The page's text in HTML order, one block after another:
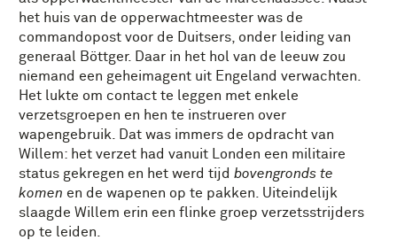
het huis van de opperwachtmeester was de
commandopost voor de Duitsers, onder leiding van
generaal Böttger. Daar in het hol van de leeuw zou
niemand een geheimagent uit Engeland verwachten.
Het lukte om contact te leggen met enkele
verzetsgroepen en hen te instrueren over
wapengebruik. Dat was immers de opdracht van
Willem: het verzet had vanuit Londen een militaire
status gekregen en het werd tijd bovengronds te
komen en de wapenen op te pakken. Uiteindelijk
slaagde Willem erin een flinke groep verzetsstrijders
op te leiden.